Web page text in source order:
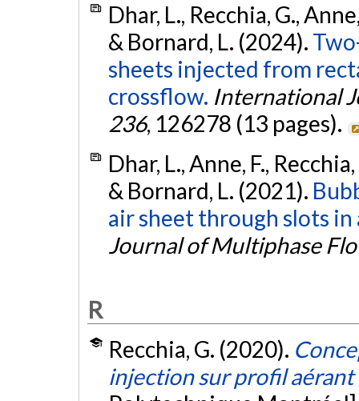
Dhar, L., Recchia, G.,
& Bornard, L. (2024).
sheets injected from
crossflow. International
236, 126278 (13 pages).
Dhar, L., Anne, F.,
& Bornard, L. (2021).
air sheet through slots
Journal of Multiphase
R
Recchia, G. (2020).
injection sur profil aérant